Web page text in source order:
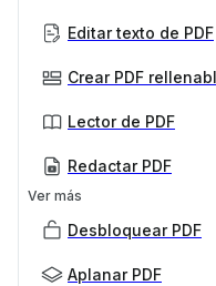
Editar texto de PDF
Crear PDF
Lector de PDF
Redactar PDF
Ver más
Desbloquear PDF
Aplanar PDF